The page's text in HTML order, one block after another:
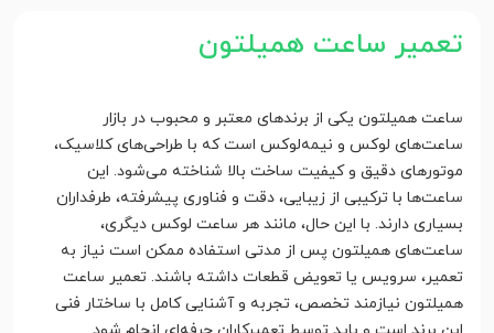
تعمیر ساعت همیلتون
ساعت همیلتون یکی از برندهای معتبر و محبوب در بازار
ساعت‌های لوکس و نیمه‌لوکس است که با طراحی‌های کلاسیک،
موتورهای دقیق و کیفیت ساخت بالا شناخته می‌شود. این
ساعت‌ها با ترکیبی از زیبایی، دقت و فناوری پیشرفته، طرفداران
بسیاری دارند. با این حال، مانند هر ساعت لوکس دیگری،
ساعت‌های همیلتون پس از مدتی استفاده ممکن است نیاز به
تعمیر، سرویس یا تعویض قطعات داشته باشند. تعمیر ساعت
همیلتون نیازمند تخصص، تجربه و آشنایی کامل با ساختار فنی